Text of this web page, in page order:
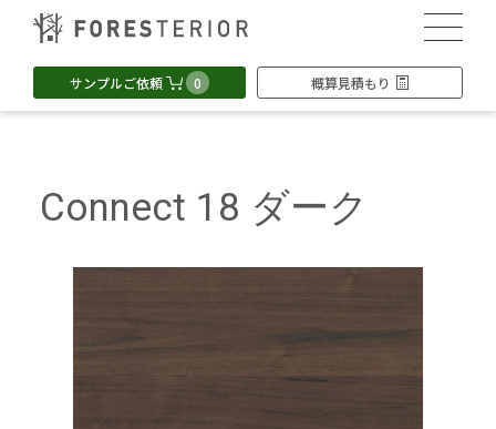
サンプルご依頼 0 概算見積もり
Connect 18 ダーク